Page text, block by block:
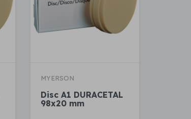
MYERSON
Disc A1 DURACETAL
98x20 mm